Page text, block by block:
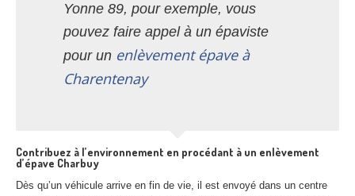
Yonne 89, pour exemple, vous
pouvez faire appel à un épaviste
pour un enlèvement épave à
Charentenay
Contribuez à l’environnement en procédant à un enlèvement
d’épave Charbuy
Dès qu’un véhicule arrive en fin de vie, il est envoyé dans un centre